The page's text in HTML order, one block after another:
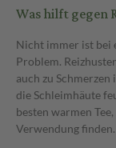
Was hilft gegen
Nicht immer ist bei
Problem.
auch zu
die Schleimhäute
besten warmen
Verwendung finden.